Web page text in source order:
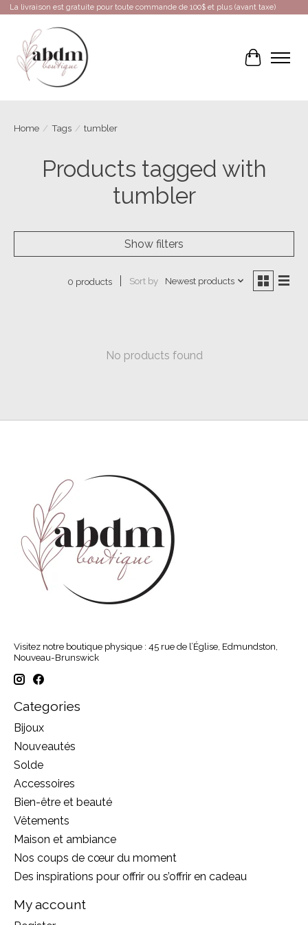
La livraison est gratuite pour toute commande de 100$ et plus (avant taxe)
Cart
Home / Tags / tumbler
Products tagged with
tumbler
Show filters
0 products Sort by Newest products
No products found
Visitez notre boutique physique : 45 rue de l’Église, Edmundston,
Nouveau-Brunswick
Categories
Bijoux
Nouveautés
Solde
Accessoires
Bien-être et beauté
Vêtements
Maison et ambiance
Nos coups de cœur du moment
Des inspirations pour offrir ou s’offrir en cadeau
My account